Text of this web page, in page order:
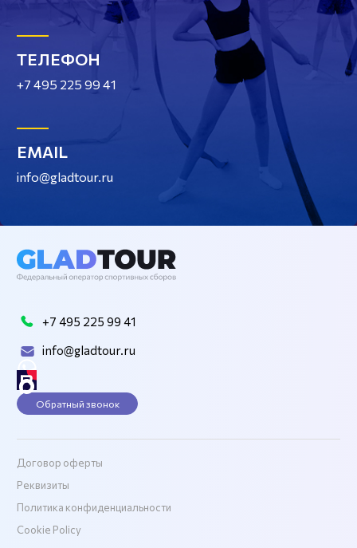
ТЕЛЕФОН
+7 495 225 99 41
EMAIL
info@gladtour.ru
+7 495 225 99 41
info@gladtour.ru
Обратный звонок
Договор оферты
Реквизиты
Политика конфиденциальности
Cookie Policy